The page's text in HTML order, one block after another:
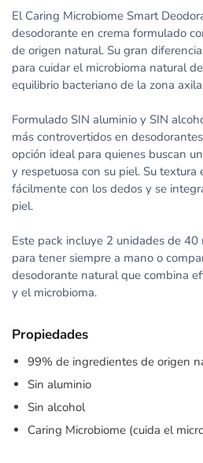
El Caring Microbiome Smart
desodorante en crema formulado
de origen natural. Su gran
para cuidar el microbioma natural
equilibrio bacteriano de la zona
Formulado SIN aluminio y SIN
más controvertidos en
opción ideal para quienes buscan
y respetuosa con su piel. Su textura
fácilmente con los dedos y se
piel.
Este pack incluye 2 unidades de
para tener siempre a mano o
desodorante natural que combina
y el microbioma.
Propiedades
99% de ingredientes de origen
Sin aluminio
Sin alcohol
Caring Microbiome (cuida el